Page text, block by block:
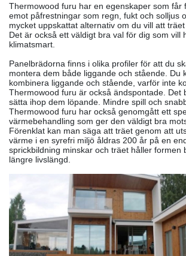
Thermowood furu har en egenskaper som får
emot påfrestningar som regn, fukt och solljus
mycket uppskattat alternativ om du vill att träet
Det är också ett väldigt bra val för dig som vill
klimatsmart.
Panelbrädorna finns i olika profiler för att du
montera dem både liggande och stående. Du
kombinera liggande och stående, varför inte
Thermowood furu är också ändspontade. Det
sätta ihop dem löpande. Mindre spill och
Thermowood furu har också genomgått ett
värmebehandling som ger den väldigt bra
Förenklat kan man säga att träet genom att
värme i en syrefri miljö åldras 200 år på en
sprickbildning minskar och träet håller formen
längre livslängd.